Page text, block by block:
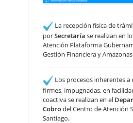
La recepción física de
porSecretaría se realizan en
Atención Plataforma
Gestión Financiera y Amazonas
Los procesos inherentes a
firmes, impugnadas, en
coactiva se realizan en el
Cobrodel Centro de Atención
Santiago.